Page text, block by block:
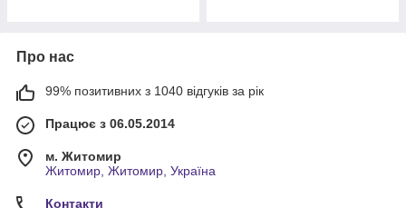
Про нас
99% позитивних з 1040 відгуків за рік
Працює з 06.05.2014
м. Житомир
Житомир, Житомир, Україна
Контакти